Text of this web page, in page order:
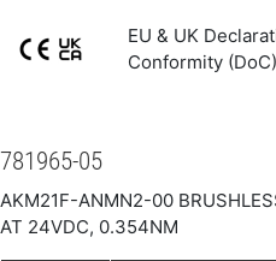
EU & UK
Conformity (DoC)
781965-05
AKM21F-ANMN2-00
AT 24VDC, 0.354NM